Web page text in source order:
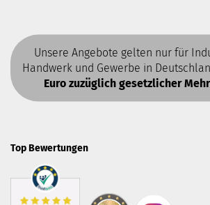
Unsere Angebote gelten nur für
Handwerk und Gewerbe in
Euro zuzüglich gesetzlicher
Top Bewertungen